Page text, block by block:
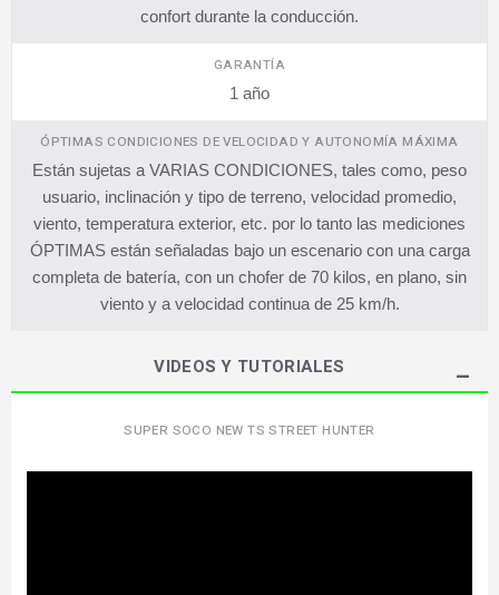
confort durante la conducción.
GARANTÍA
1 año
ÓPTIMAS CONDICIONES DE VELOCIDAD Y AUTONOMÍA MÁXIMA
Están sujetas a VARIAS CONDICIONES, tales como, peso
usuario, inclinación y tipo de terreno, velocidad promedio,
viento, temperatura exterior, etc. por lo tanto las mediciones
ÓPTIMAS están señaladas bajo un escenario con una carga
completa de batería, con un chofer de 70 kilos, en plano, sin
viento y a velocidad continua de 25 km/h.
VIDEOS Y TUTORIALES
SUPER SOCO NEW TS STREET HUNTER